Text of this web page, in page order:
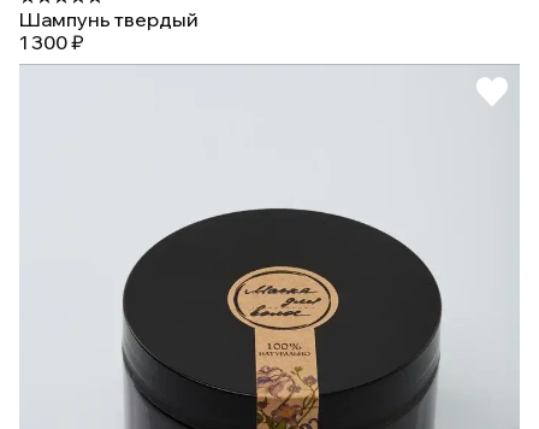
Шампунь твердый
1 300 ₽